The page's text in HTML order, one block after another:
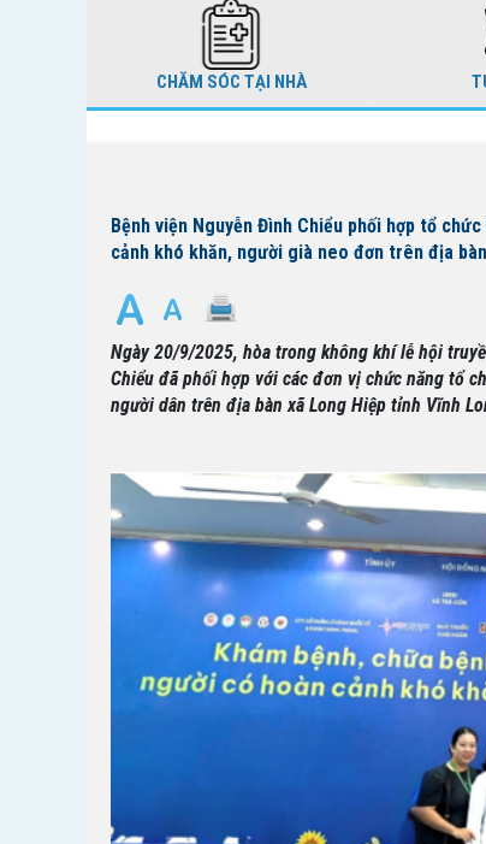
CHĂM SÓC TẠI NHÀ
Bệnh viện Nguyễn Đình Chiểu phối hợp tổ
cảnh khó khăn, người già neo đơn trên địa
Ngày 20/9/2025, hòa trong không khí lễ hội
Chiểu đã phối hợp với các đơn vị chức năng tổ
người dân trên địa bàn xã Long Hiệp tỉnh Vĩnh